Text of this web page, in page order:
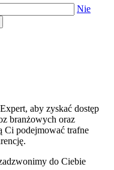
Nie
aby zyskać dostęp
branżowych oraz
Ci podejmować trafne
do Ciebie